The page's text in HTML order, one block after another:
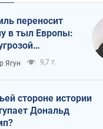
переносит
в тыл Европы:
Ягун 9,7 т.
стороне истории
Дональд